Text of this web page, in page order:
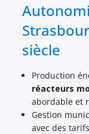
siècle
Production
réacteurs
abordable et
Gestion
avec des